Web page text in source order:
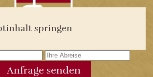
springen
Urlaub sichern:
Anfrage senden